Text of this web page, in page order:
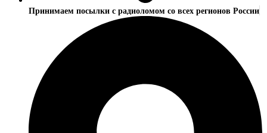
Принимаем посылки с радиоломом со всех регионов России